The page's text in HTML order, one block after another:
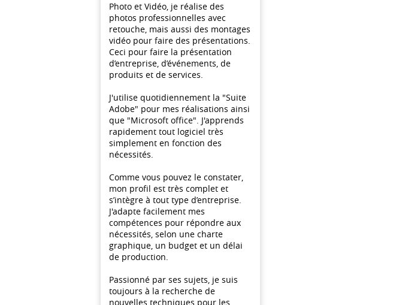
Photo et Vidéo, je réalise des
photos professionnelles avec
retouche, mais aussi des montages
vidéo pour faire des présentations.
Ceci pour faire la présentation
d’entreprise, d’événements, de
produits et de services.
J'utilise quotidiennement la "Suite
Adobe" pour mes réalisations ainsi
que "Microsoft office". J'apprends
rapidement tout logiciel très
simplement en fonction des
nécessités.
Comme vous pouvez le constater,
mon profil est très complet et
s’intègre à tout type d’entreprise.
J'adapte facilement mes
compétences pour répondre aux
nécessités, selon une charte
graphique, un budget et un délai
de production.
Passionné par ses sujets, je suis
toujours à la recherche de
nouvelles techniques pour les